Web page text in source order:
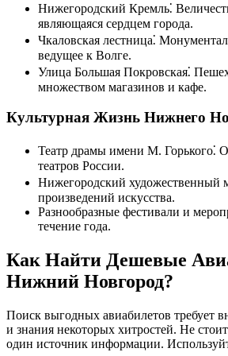
Нижегородский Кремль⁚
являющаяся сердцем города.
Чкаловская лестница⁚
ведущее к Волге.
Улица Большая Покровская⁚
множеством магазинов и кафе.
Культурная Жизнь Нижнего
Театр драмы имени М. Горького⁚
театров России.
Нижегородский художественный
произведений искусства.
Разнообразные фестивали и
течение года.
Как Найти Дешевые
Нижний Новгород?
Поиск выгодных авиабилетов требует
и знания некоторых хитростей. Не стоит
один источник информации.